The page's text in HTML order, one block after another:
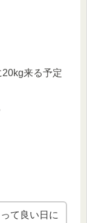
来る予定
て良い日に